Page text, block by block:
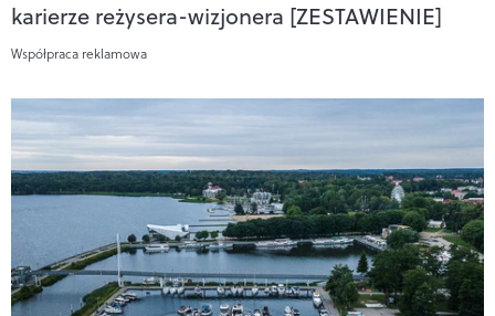
karierze reżysera-wizjonera [ZESTAWIENIE]
Współpraca reklamowa